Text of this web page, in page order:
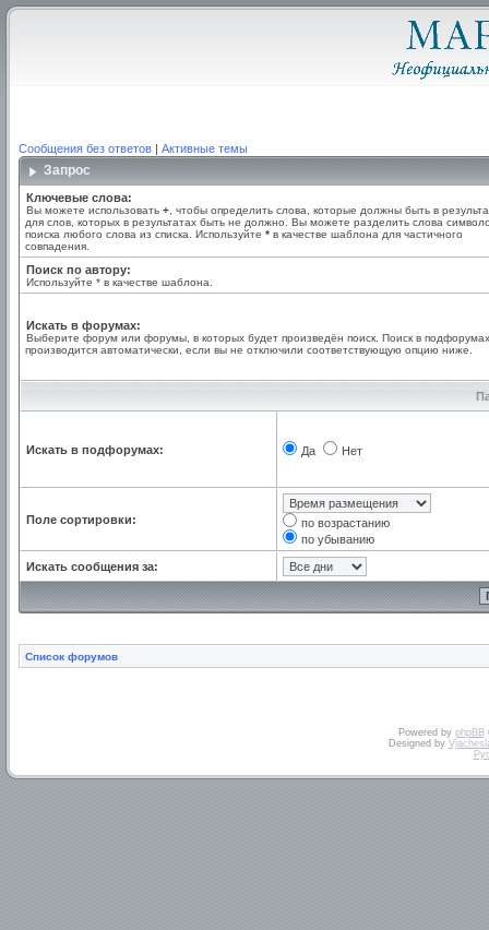
Сообщения без ответов | Активные темы
Запрос
Ключевые слова:
Вы можете использовать + , чтобы определить слова, которые должны быть в
для слов, которых в результатах быть не должно. Вы можете разделить слова
поиска любого слова из списка. Используйте * в качестве шаблона для частичного
совпадения.
Поиск по автору:
Используйте * в качестве шаблона.
Искать в форумах:
Выберите форум или форумы, в которых будет произведён поиск. Поиск в подфорумах
производится автоматически, если вы не отключили соответствующую опцию ниже.
Искать в подфорумах: Да Нет
Поле сортировки:
по возрастанию
по убыванию
Искать сообщения за:
Список форумов
Powered by phpBB
Designed by